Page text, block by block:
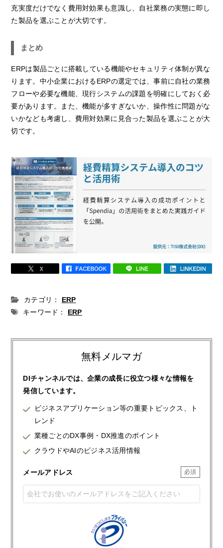
充実度だけでなく費用対効果も意識し、自社業務の実態に即し
た製品を選ぶことが大切です。
まとめ
ERPは製品ごとに搭載している機能やセキュリティ体制が異な
ります。中小企業におけるERPの選定では、事前に自社の業務
フローや必要な機能、現行システムの課題を明確にしておく必
要があります。また、機能が多すぎないか、操作性に問題がな
いかなども考慮し、費用対効果に見合った製品を選ぶことが大
切です。
カテゴリ：
ERP
キーワード：
ERP
無料メルマガ
DIチャンネルでは、企業の成長に役立つ様々な情報を
発信しています。
ビジネスアプリケーション等の重要トピックス、ト
レンド
業種ごとのDX事例・DX推進のポイント
クラウドやAIのビジネス活用情報
メールアドレス